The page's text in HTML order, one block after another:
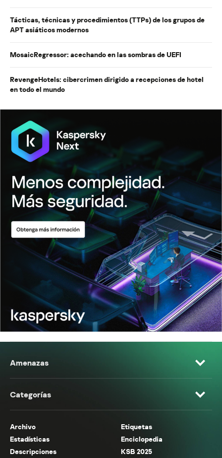
Tácticas, técnicas y procedimientos (TTPs) de los grupos de
APT asiáticos modernos
MosaicRegressor: acechando en las sombras de UEFI
RevengeHotels: cibercrimen dirigido a recepciones de hotel
en todo el mundo
Amenazas
Categorías
Archivo
Etiquetas
Estadísticas
Enciclopedia
Descripciones
KSB 2025